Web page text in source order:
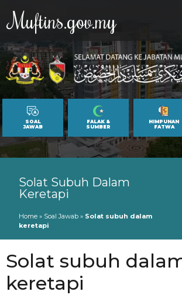
Muftins.gov.my
SOAL
JAWAB
FALAK &
SUMBER
HIMPUNAN
FATWA
Solat Subuh Dalam
Keretapi
Home » Soal Jawab » Solat subuh dalam
keretapi
Solat subuh
keretapi